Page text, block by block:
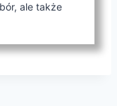
ale także